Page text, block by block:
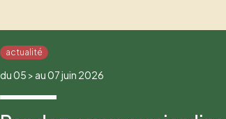
actualité
du 05 > au 07 juin 2026